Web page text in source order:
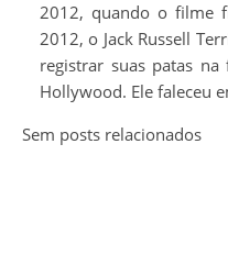
2012, quando o filme
2012, o Jack Russell
registrar suas patas na
Hollywood. Ele faleceu
Sem posts relacionados